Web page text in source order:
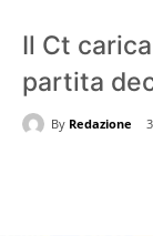
Il Ct
partita
By Redazione